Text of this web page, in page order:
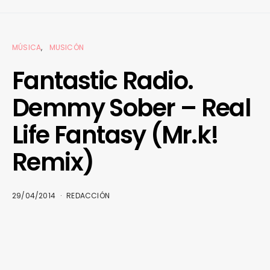
MÚSICA MUSICÓN
Fantastic Radio.
Demmy Sober – Real
Life Fantasy (Mr.k!
Remix)
29/04/2014 REDACCIÓN